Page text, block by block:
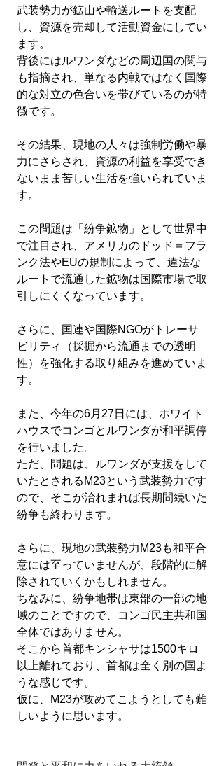
武装勢力が鉱山や輸送ルートを支配
し、資源を売却して活動資金にしてい
ます。
背後にはルワンダなどの周辺国の関与
も指摘され、単なる内戦ではなく国際
的な対立の色合いを帯びているのが特
徴です。
その結果、現地の人々は強制労働や暴
力にさらされ、資源の利益を享受でき
ないまま苦しい生活を強いられていま
す。
この問題は「紛争鉱物」として世界中
で注目され、アメリカのドッド＝フラ
ンク法やEUの規制によって、違法な
ルートで流通した鉱物は国際市場で取
引しにくくなっています。
さらに、国連や国際NGOがトレーサ
ビリティ（採掘から流通までの透明
性）を強化する取り組みを進めていま
す。
また、今年の6月27日には、ホワイト
ハウスでコンゴとルワンダが和平調停
を行いました。
ただ、問題は、ルワンダが支援をして
いたとされるM23という武装勢力です
ので、そこが治れまれば長期間続いた
紛争も終わります。
さらに、現地の武装勢力M23も和平合
意には至っていませんが、段階的に解
除されていくかもしれません。
ちなみに、紛争地帯は東部の一部の地
域のことですので、コンゴ民主共和国
全体ではありません。
そこから首都キンシャサは1500キロ
以上離れており、首都は全く別の国よ
うな感じです。
仮に、M23が攻めてこようとしても難
しいように思います。